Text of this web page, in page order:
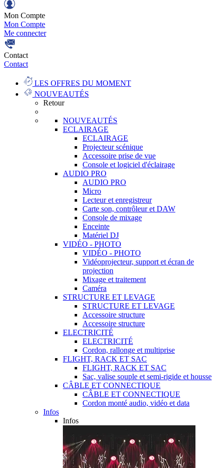
Mon Compte
Mon Compte
Me connecter
Contact
Contact
LES OFFRES DU MOMENT
NOUVEAUTÉS
Retour
NOUVEAUTÉS
ECLAIRAGE
ECLAIRAGE
Projecteur scénique
Accessoire prise de vue
Console et logiciel d'éclairage
AUDIO PRO
AUDIO PRO
Micro
Lecteur et enregistreur
Carte son, contrôleur et DAW
Console de mixage
Enceinte
Matériel DJ
VIDÉO - PHOTO
VIDÉO - PHOTO
Vidéoprojecteur, support et écran de
projection
Mixage et traitement
Caméra
STRUCTURE ET LEVAGE
STRUCTURE ET LEVAGE
Accessoire structure
Accessoire structure
ELECTRICITÉ
ELECTRICITÉ
Cordon, rallonge et multiprise
FLIGHT, RACK ET SAC
FLIGHT, RACK ET SAC
Sac, valise souple et semi-rigide et housse
CÂBLE ET CONNECTIQUE
CÂBLE ET CONNECTIQUE
Cordon monté audio, vidéo et data
Infos
Infos